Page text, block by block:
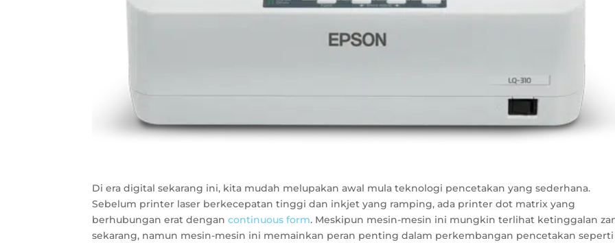
Di era digital sekarang ini, kita mudah melupakan awal mula teknologi pencetakan yang sederhana.
Sebelum printer laser berkecepatan tinggi dan inkjet yang ramping, ada printer dot matrix yang
berhubungan erat dengan continuous form. Meskipun mesin-mesin ini mungkin terlihat ketinggalan
sekarang, namun mesin-mesin ini memainkan peran penting dalam perkembangan pencetakan seperti